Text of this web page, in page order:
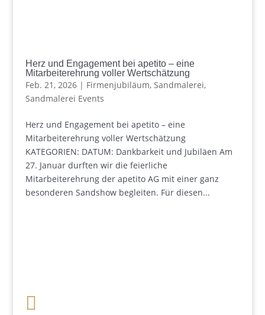
Herz und Engagement bei apetito – eine
Mitarbeiterehrung voller Wertschätzung
Feb. 21, 2026| Firmenjubiläum, Sandmalerei,
Sandmalerei Events
Herz und Engagement bei apetito – eine
Mitarbeiterehrung voller Wertschätzung
KATEGORIEN: DATUM: Dankbarkeit und Jubiläen Am
27. Januar durften wir die feierliche
Mitarbeiterehrung der apetito AG mit einer ganz
besonderen Sandshow begleiten. Für diesen...
